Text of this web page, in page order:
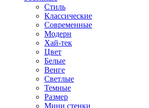
Стиль
Классические
Современные
Модерн
Хай-тек
Цвет
Белые
Венге
Светлые
Темные
Размер
Мини стенки